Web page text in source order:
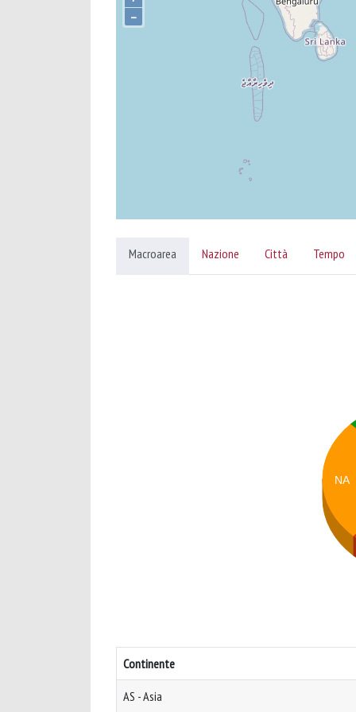
–
Macroarea Nazione Città Tempo
NA
Continente
AS - Asia